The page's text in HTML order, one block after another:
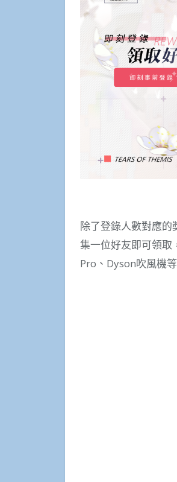
除了登錄人數對應的
集一位好友即可領
Pro、Dyson吹風機